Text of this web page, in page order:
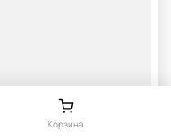
Корзина